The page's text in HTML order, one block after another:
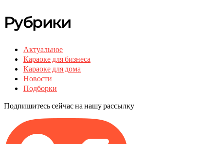
Рубрики
Актуальное
Караоке для бизнеса
Караоке для дома
Новости
Подборки
Подпишитесь сейчас на нашу рассылку